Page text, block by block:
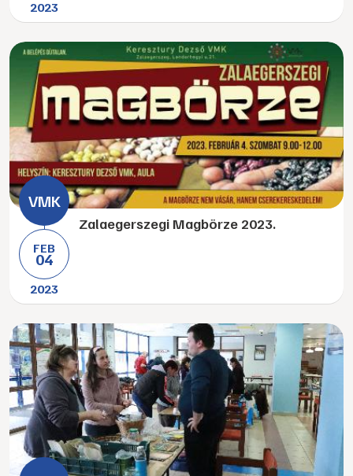
2023
FEB
04
2023
Zalaegerszegi Magbörze 2023.